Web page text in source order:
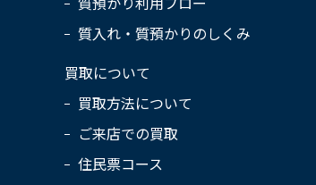
質入れ・質預かりのしくみ
買取について
買取方法について
ご来店での買取
住民票コース